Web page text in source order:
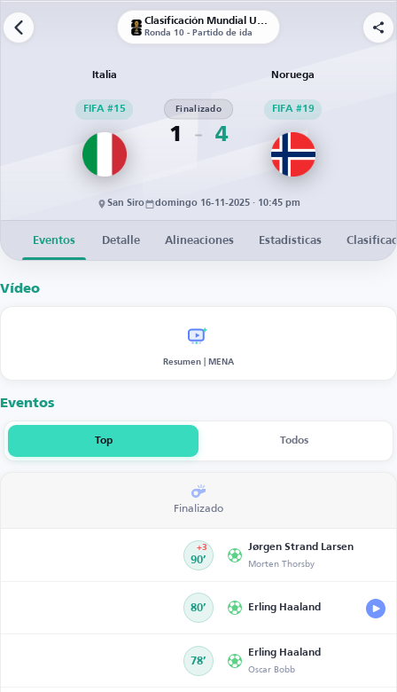
Clasificación Mundial UEFA
Ronda 10 - Partido de ida
Italia
FIFA #15
1
Finalizado
4
Noruega
FIFA #19
San Siro domingo 16-11-2025 · 10:45 pm
Eventos Detalle Alineaciones Estadísticas
Vídeo
Resumen | MENA
Eventos
Top Todos
Finalizado
90’
+3 Jørgen Strand Larsen
Morten Thorsby
80’ Erling Haaland
78’
Erling Haaland
Oscar Bobb